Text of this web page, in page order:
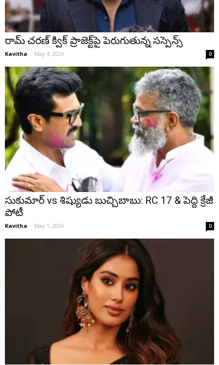
రామ్ చరణ్ క్విక్ ప్రాజెక్ట్‌పై పెరుగుతున్న సస్పెన్స్
Kavitha - May 4, 2026 0
సుకుమార్ vs శిష్యుడు బుచ్చిబాబు: RC 17 & పెద్ది క్రేజీ
పోటీ
Kavitha - May 1, 2026 0